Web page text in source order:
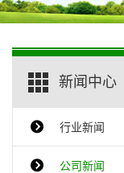
新闻中心
行业新闻
公司新闻